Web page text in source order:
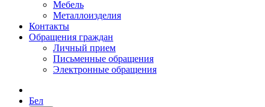
Мебель
Металлоизделия
Контакты
Обращения граждан
Личный прием
Письменные обращения
Электронные обращения
Бел